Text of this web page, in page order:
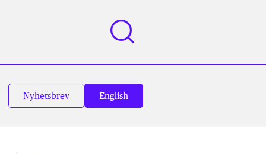
Nyhetsbrev English